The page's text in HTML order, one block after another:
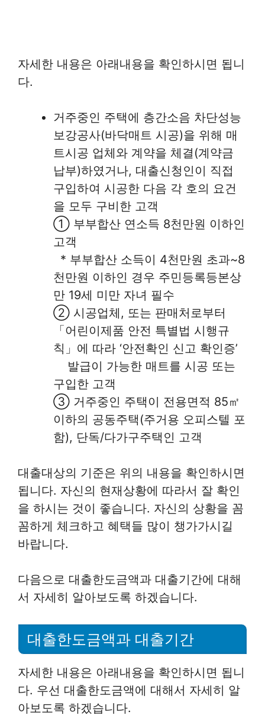
자세한 내용은 아래내용을 확인하시면 됩니
다.
거주중인 주택에 층간소음 차단성능
보강공사(바닥매트 시공)을 위해 매
트시공 업체와 계약을 체결(계약금
납부)하였거나, 대출신청인이 직접
구입하여 시공한 다음 각 호의 요건
을 모두 구비한 고객
① 부부합산 연소득 8천만원 이하인
고객
* 부부합산 소득이 4천만원 초과~8
천만원 이하인 경우 주민등록등본상
만 19세 미만 자녀 필수
② 시공업체, 또는 판매처로부터
「어린이제품 안전 특별법 시행규
칙」에 따라 ‘안전확인 신고 확인증’
발급이 가능한 매트를 시공 또는
구입한 고객
③ 거주중인 주택이 전용면적 85㎡
이하의 공동주택(주거용 오피스텔 포
함), 단독/다가구주택인 고객
대출대상의 기준은 위의 내용을 확인하시면
됩니다. 자신의 현재상황에 따라서 잘 확인
을 하시는 것이 좋습니다. 자신의 상황을 꼼
꼼하게 체크하고 혜택들 많이 챙가가시길
바랍니다.
다음으로 대출한도금액과 대출기간에 대해
서 자세히 알아보도록 하겠습니다.
대출한도금액과 대출기간
자세한 내용은 아래내용을 확인하시면 됩니
다. 우선 대출한도금액에 대해서 자세히 알
아보도록 하겠습니다.